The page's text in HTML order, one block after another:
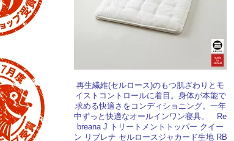
再生繊維(セルロース)のもつ肌ざわりとモ
イストコントロールに着目。身体が本能で
求める快適さをコンディショニング。一年
中ずっと快適なオールインワン寝具。 Re
breana J トリートメントトッパー クイー
ン リブレナ セルロースジャカード生地 RB